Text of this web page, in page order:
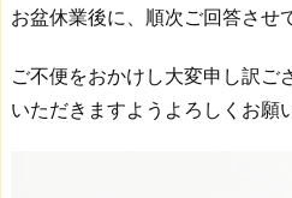
中
お
問
お盆休業後に、順次ご回答させ
ご不便をおかけし大変申し訳ご
いただきますようよろしくお願